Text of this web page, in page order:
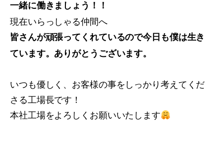
一緒に働きましょう！！
現在いらっしゃる仲間へ
皆さんが頑張ってくれているので今日も僕は生き
ています。ありがとうございます。
いつも優しく、お客様の事をしっかり考えてくだ
さる工場長です！
本社工場をよろしくお願いいたします